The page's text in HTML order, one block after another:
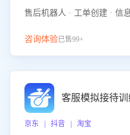
售后机器人 · 工单创建 · 信
咨询体验已售99+
客服模拟接待
京东 | 抖音 | 淘宝